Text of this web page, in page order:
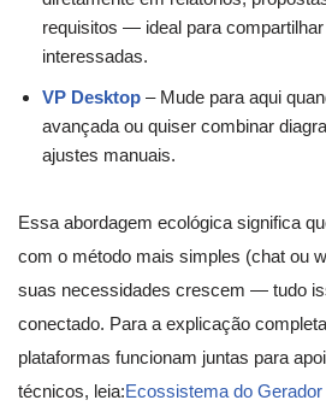
requisitos — ideal para
interessadas.
VP Desktop – Mude para aqui
avançada ou quiser combinar
ajustes manuais.
Essa abordagem ecológica significa
com o método mais simples (chat ou
suas necessidades crescem — tudo
conectado. Para a explicação
plataformas funcionam juntas para
técnicos, leia:Ecossistema do